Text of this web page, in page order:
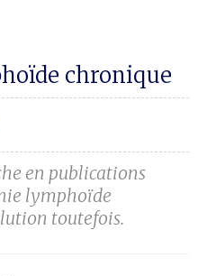
chronique
en publications
lymphoïde
toutefois.